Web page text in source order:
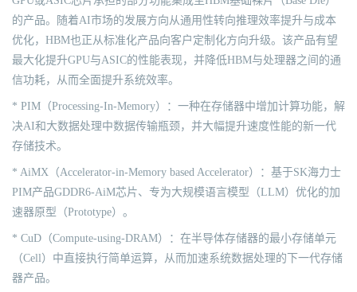
的产品。随着AI市场的发展方向从通用性转向推理效率提升与成本
优化，HBM也正从标准化产品向客户定制化方向升级。该产品有望
最大化提升GPU与ASIC的性能表现，并降低HBM与处理器之间的通
信功耗，从而全面提升系统效率。
* PIM（Processing-In-Memory）：一种在存储器中增加计算功能，解
决AI和大数据处理中数据传输瓶颈，并大幅提升速度性能的新一代
存储技术。
* AiMX（Accelerator-in-Memory based Accelerator）：基于SK海力士
PIM产品GDDR6-AiM芯片、专为大规模语言模型（LLM）优化的加
速器原型（Prototype）。
* CuD（Compute-using-DRAM）：在半导体存储器的最小存储单元
（Cell）中直接执行简单运算，从而加速系统数据处理的下一代存储
器产品。